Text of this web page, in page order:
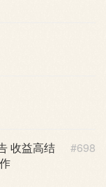
#698
收益高结